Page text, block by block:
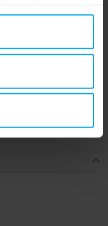
Pris:39,00 kr
39,00 kr